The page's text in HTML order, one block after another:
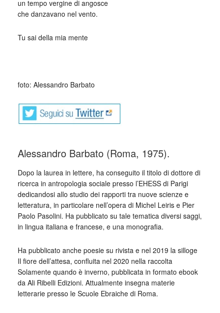
un tempo vergine di angosce
che danzavano nel vento.
Tu sai della mia mente
foto: Alessandro Barbato
Alessandro Barbato (Roma, 1975).
Dopo la laurea in lettere, ha conseguito il titolo di dottore di
ricerca in antropologia sociale presso l’EHESS di Parigi
dedicandosi allo studio dei rapporti tra nuove scienze e
letteratura, in particolare nell’opera di Michel Leiris e Pier
Paolo Pasolini. Ha pubblicato su tale tematica diversi saggi,
in lingua italiana e francese, e una monografia.
Ha pubblicato anche poesie su rivista e nel 2019 la silloge
Il fiore dell’attesa, confluita nel 2020 nella raccolta
Solamente quando è inverno, pubblicata in formato ebook
da Ali Ribelli Edizioni. Attualmente insegna materie
letterarie presso le Scuole Ebraiche di Roma.